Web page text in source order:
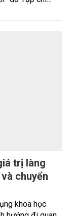
nguyên nước
do Tạp chí
Nông nghiệp
7/2026. Hội
là lãnh đạo